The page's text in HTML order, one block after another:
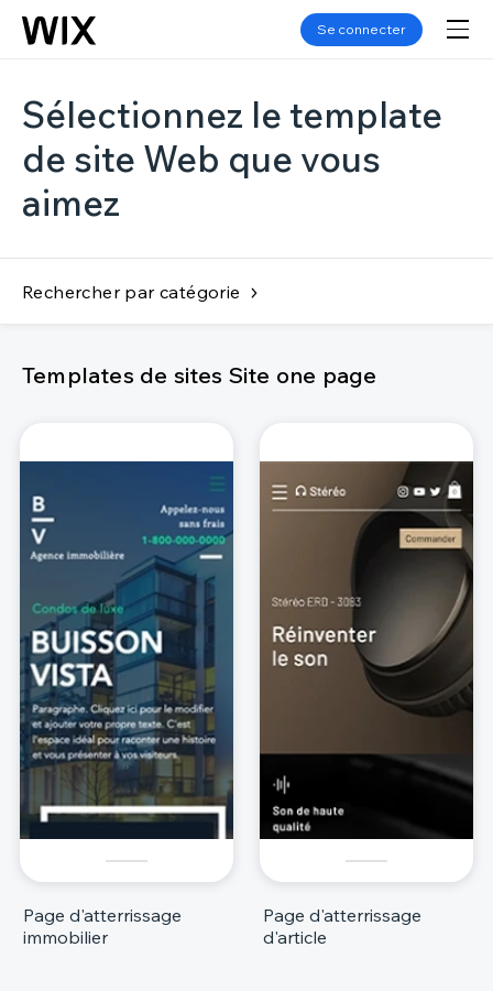
Se connecter
Sélectionnez le template
de site Web que vous
aimez
Rechercher par catégorie
Templates de sites Site one page
Page d'atterrissage
immobilier
Page d'atterrissage
d'article